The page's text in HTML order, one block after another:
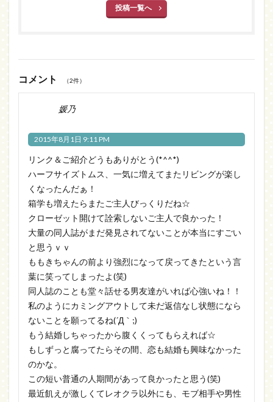
投稿一覧へ
コメント （2件）
媛乃
2015年8月1日 9:11 PM
リンク＆ご紹介どうもありがとう(*^^*)
ハーフサイズトムス、一気に増えてまたリビングが楽し
くなったんだぁ！
箱学も増えたらまたご主人びっくりだね☆
クローゼット開けて詮索しないご主人で良かった！
大量の同人誌がまだ発見されてないことが本当にすごい
と思うｖｖ
ももきちゃんの前より強烈になって戻ってきたという言
葉に笑ってしまったよ(笑)
同人誌のことも堂々話せる男友達がいれば心強いね！！
私のようにカミングアウトして未だ返信なし状態になら
ないことを願ってるね(´Д｀;)
もう結婚しちゃったから腹くくってもらえれば☆
もしずっと腐ってたらその間、恋も結婚も興味なかった
のかな。
この短い普通の人期間があって良かったと思う(笑)
最近飢えが激しくてレオクラ以外にも、モブ相手や男性